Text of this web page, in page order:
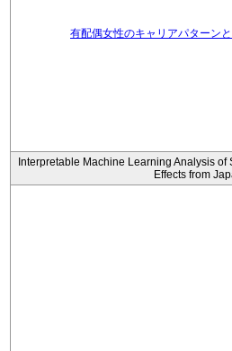
有配偶女性のキャリアパターン
Interpretable Machine Learning Analysis
Effects from